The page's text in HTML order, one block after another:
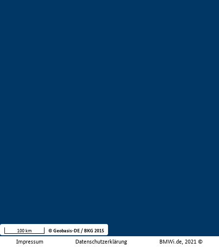
Impressum Datenschutzerklärung BMWi.de, 2021 ©
100 km © Geobasis-DE / BKG 2015